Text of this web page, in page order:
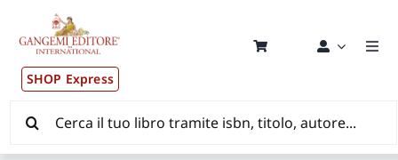
contenuto
SHOP Express
Pubblicazioni
News ed Eventi
per: